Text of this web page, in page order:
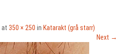
at 350 × 250 in Katarakt (grå starr)
Next →